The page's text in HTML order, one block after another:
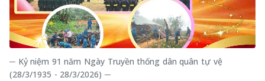
─ Kỷ niệm 91 năm Ngày Truyền thống dân quân tự vệ
(28/3/1935 - 28/3/2026) ─